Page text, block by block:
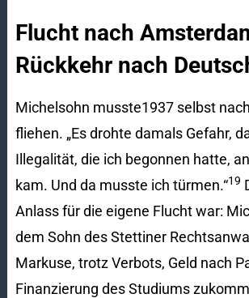
Flucht nach
Rückkehr nach
Michelsohn musste1937 selbst
fliehen. „Es drohte damals Gefahr,
Illegalität, die ich begonnen hatte,
kam. Und da musste ich türmen.“19
Anlass für die eigene Flucht war:
dem Sohn des Stettiner
Markuse, trotz Verbots, Geld nach
Finanzierung des Studiums